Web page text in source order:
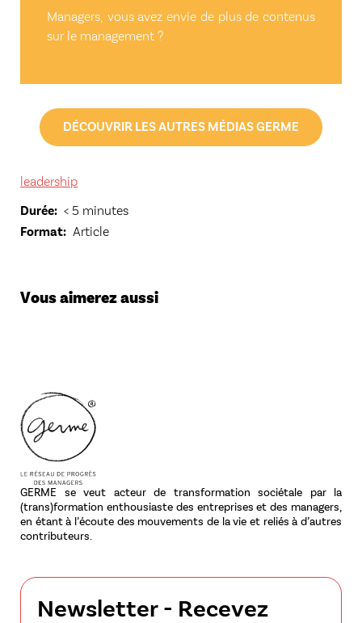
Managers, vous avez envie de plus de contenus
sur le management ?
DÉCOUVRIR LES AUTRES MÉDIAS GERME
leadership
Durée
< 5 minutes
Format
Article
Vous aimerez aussi
GERME se veut acteur de transformation sociétale par la
(trans)formation enthousiaste des entreprises et des managers,
en étant à l’écoute des mouvements de la vie et reliés à d’autres
contributeurs.
Newsletter - Recevez